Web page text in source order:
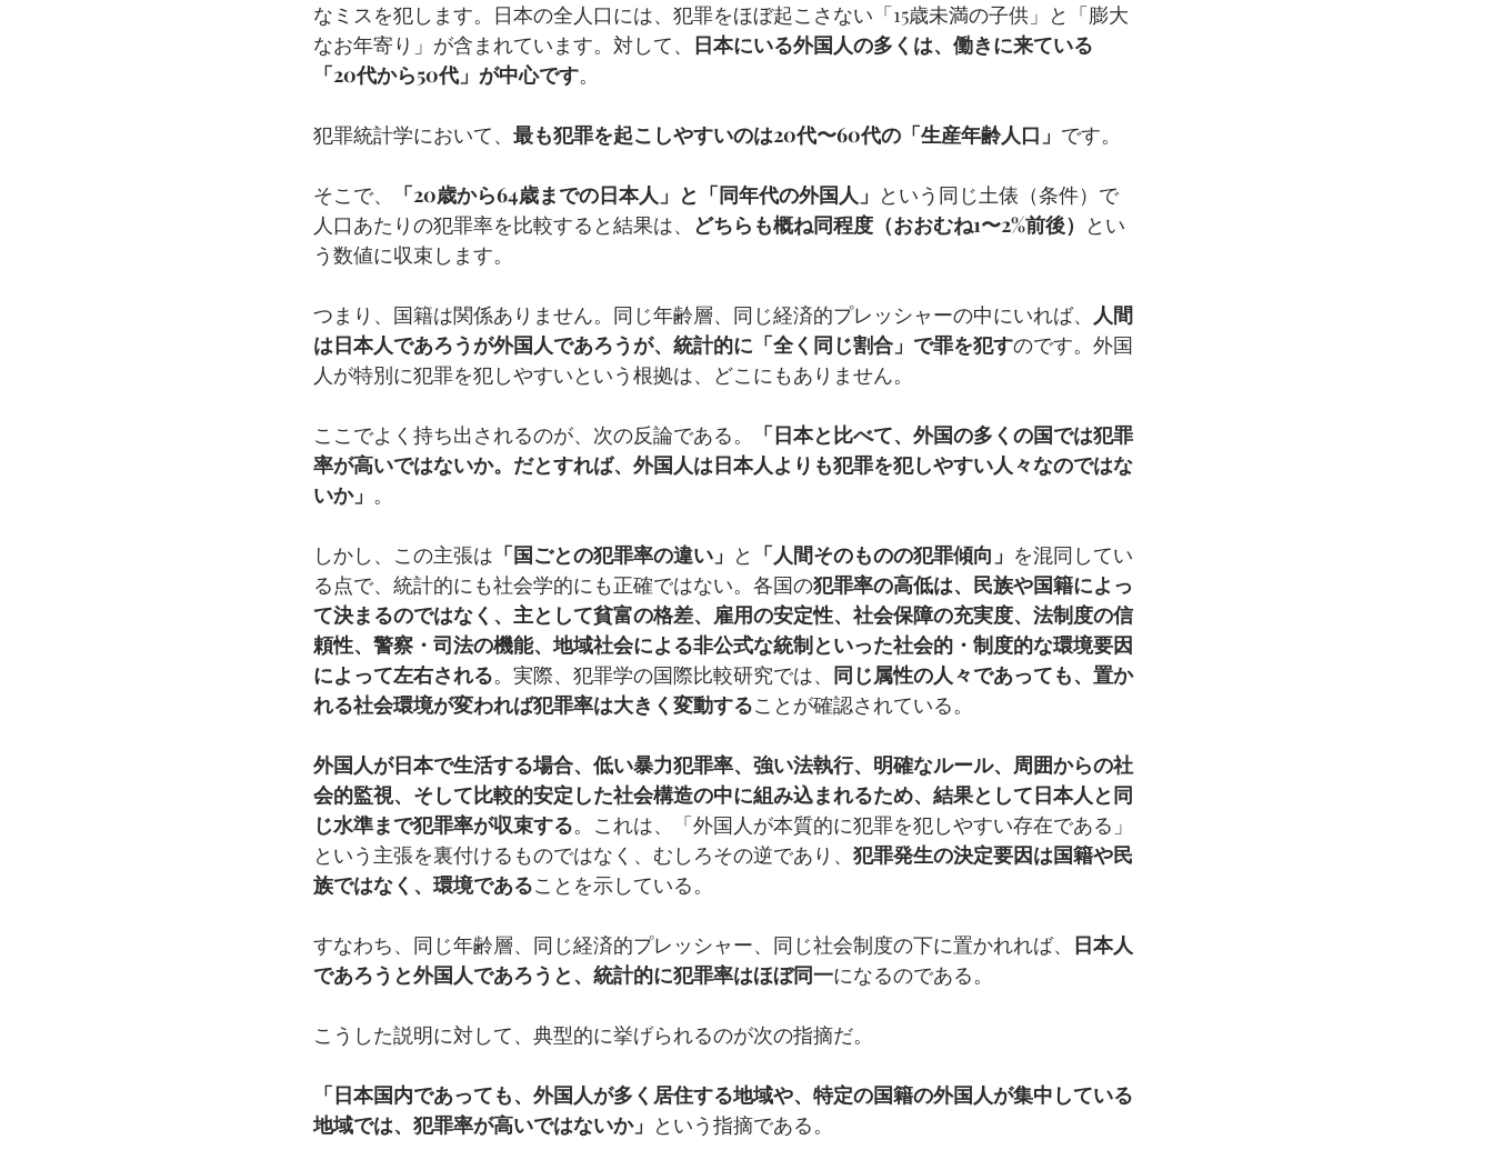
なミスを犯します。日本の全人口には、犯罪をほぼ起こさない「15歳未満の子供」と「膨大
なお年寄り」が含まれています。対して、 日本にいる外国人の多くは、働きに来ている
「20代から50代」が中心です。
犯罪統計学において、 最も犯罪を起こしやすいのは20代〜60代の「生産年齢人口」 です。
そこで、 「20歳から64歳までの日本人」と「同年代の外国人」 という同じ土俵（条件）で
人口あたりの犯罪率を比較すると結果は、
どちらも概ね同程度（おおむね1〜2%前後） とい
う数値に収束します。
つまり、国籍は関係ありません。同じ年齢層、同じ経済的プレッシャーの中にいれば、 人間
は日本人であろうが外国人であろうが、統計的に「全く同じ割合」で罪を犯すのです。外国
人が特別に犯罪を犯しやすいという根拠は、どこにもありません。
ここでよく持ち出されるのが、次の反論である。
「日本と比べて、外国の多くの国では犯罪
率が高いではないか。だとすれば、外国人は日本人よりも犯罪を犯しやすい人々なのではな
いか」 。
しかし、この主張は 「国ごとの犯罪率の違い」 と 「人間そのものの犯罪傾向」 を混同してい
る点で、統計的にも社会学的にも正確ではない。各国の犯罪率の高低は、民族や国籍によっ
て決まるのではなく、主として貧富の格差、雇用の安定性、社会保障の充実度、法制度の信
頼性、警察・司法の機能、地域社会による非公式な統制といった社会的・制度的な環境要因
によって左右される。実際、犯罪学の国際比較研究では、 同じ属性の人々であっても、置か
れる社会環境が変われば犯罪率は大きく変動することが確認されている。
外国人が日本で生活する場合、低い暴力犯罪率、強い法執行、明確なルール、周囲からの社
会的監視、そして比較的安定した社会構造の中に組み込まれるため、結果として日本人と同
じ水準まで犯罪率が収束する。これは、「外国人が本質的に犯罪を犯しやすい存在である」
という主張を裏付けるものではなく、むしろその逆であり、 犯罪発生の決定要因は国籍や民
族ではなく、環境であることを示している。
すなわち、同じ年齢層、同じ経済的プレッシャー、同じ社会制度の下に置かれれば、 日本人
であろうと外国人であろうと、統計的に犯罪率はほぼ同一になるのである。
こうした説明に対して、典型的に挙げられるのが次の指摘だ。
「日本国内であっても、外国人が多く居住する地域や、特定の国籍の外国人が集中している
地域では、犯罪率が高いではないか」 という指摘である。